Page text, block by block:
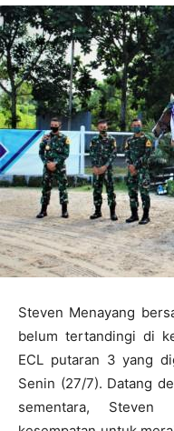
Steven Menayang
belum tertandingi di
ECL putaran 3 yang
Senin (27/7). Datang
sementara, Steven